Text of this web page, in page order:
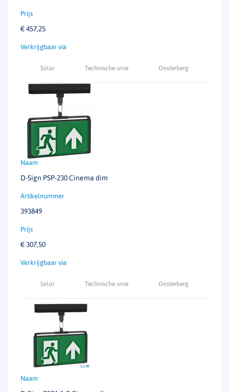
€457,25
Solar Technische unie Oosterberg
D-Sign PSP-230 Cinema dim
393849
€ 307,50
Solar Technische unie Oosterberg